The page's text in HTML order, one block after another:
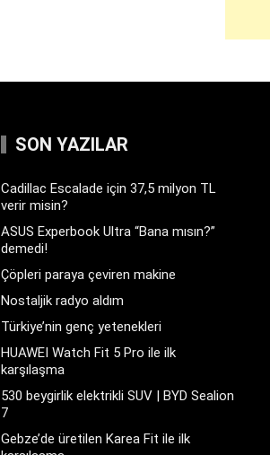
SON YAZILAR
Cadillac Escalade için 37,5 milyon TL
verir misin?
ASUS Experbook Ultra “Bana mısın?”
demedi!
Çöpleri paraya çeviren makine
Nostaljik radyo aldım
Türkiye’nin genç yetenekleri
HUAWEI Watch Fit 5 Pro ile ilk
karşılaşma
530 beygirlik elektrikli SUV | BYD Sealion
7
Gebze’de üretilen Karea Fit ile ilk